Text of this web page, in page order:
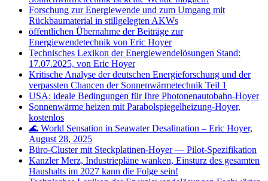
Forschung zur Energiewende und zum Umgang mit
Rückbaumaterial in stillgelegten AKWs
öffentlichen Übernahme der Beiträge zur
Energiewendetechnik von Eric Hoyer
Technisches Lexikon der Energiewendelösungen Stand:
17.07.2025, von Eric Hoyer
Kritische Analyse der deutschen Energieforschung und der
verpassten Chancen der Sonnenwärmetechnik Teil 1
USA: ideale Bedingungen für Ihre Photonenautobahn-Hoyer
Sonnenwärme heizen mit Parabolspiegelheizung-Hoyer,
kostenlos
🌊 World Sensation in Seawater Desalination – Eric Hoyer,
August 28, 2025
Büro‑Cluster mit Steckplatinen‑Hoyer — Pilot‑Spezifikation
Kanzler Merz, Industriepläne wanken, Einsturz des gesamten
Haushalts im 2027 kann die Folge sein!